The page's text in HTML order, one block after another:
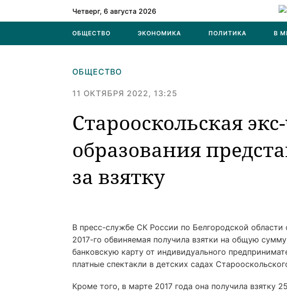
Четверг, 6 августа 2026
ОБЩЕСТВО ЭКОНОМИКА ПОЛИТИКА В
ОБЩЕСТВО
11 ОКТЯБРЯ 2022, 13:25
Старооскольская
образования
за взятку
В пресс-службе СК России по Белгородской
2017-го обвиняемая получила взятки на общую
банковскую карту от индивидуального
платные спектакли в детских садах
Кроме того, в марте 2017 года она получила взятку